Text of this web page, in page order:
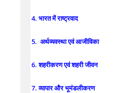
4. भारत में राष्ट्रवाद
5. अर्थव्यवस्था एवं आजीविका
6. शहरीकरण एवं शहरी जीवन
7. व्यापार और भूमंडलीकरण